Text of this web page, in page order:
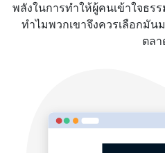
พลังในการทำให้ผู้คนเข้าใจธร
ทำไมพวกเขาจึงควรเลือกมั
ตลา